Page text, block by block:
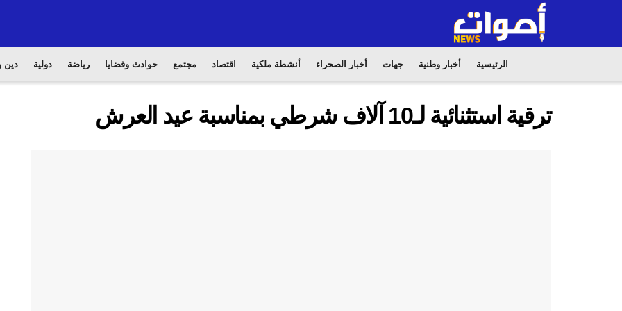
الرئيسية أخبار وطنية جهات أخبار الصحراء أنشطة ملكية اقتصاد مجتمع حوادث وقضايا رياضة دولية دين
ترقية استثنائية لـ10 آلاف شرطي بمناسبة عيد العرش